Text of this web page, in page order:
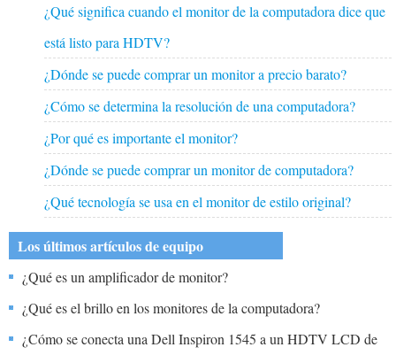
¿Qué significa cuando el monitor de la computadora dice que
está listo para HDTV?
¿Dónde se puede comprar un monitor a precio barato?
¿Cómo se determina la resolución de una computadora?
¿Por qué es importante el monitor?
¿Dónde se puede comprar un monitor de computadora?
¿Qué tecnología se usa en el monitor de estilo original?
Los últimos artículos de equipo
¿Qué es un amplificador de monitor?
¿Qué es el brillo en los monitores de la computadora?
¿Cómo se conecta una Dell Inspiron 1545 a un HDTV LCD de